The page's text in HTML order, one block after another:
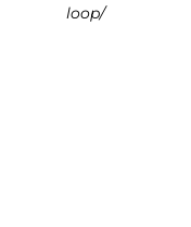
loop/